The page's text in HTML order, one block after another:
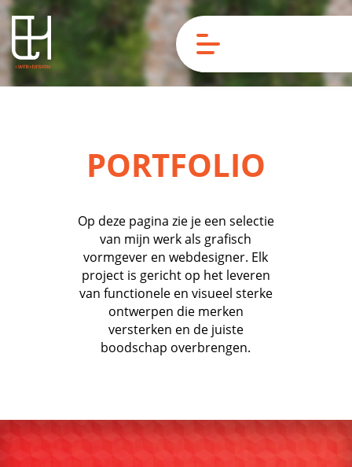
PORTFOLIO
Op deze pagina zie je een selectie
van mijn werk als grafisch
vormgever en webdesigner. Elk
project is gericht op het leveren
van functionele en visueel sterke
ontwerpen die merken
versterken en de juiste
boodschap overbrengen.